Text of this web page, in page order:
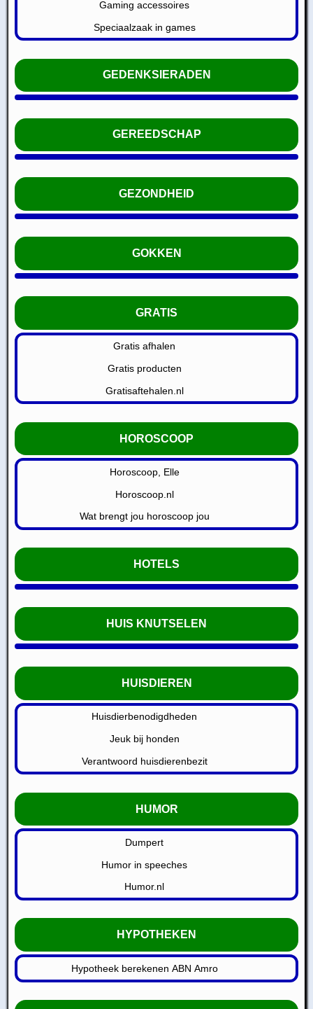
Gaming accessoires
Speciaalzaak in games
GEDENKSIERADEN
GEREEDSCHAP
GEZONDHEID
GOKKEN
GRATIS
Gratis afhalen
Gratis producten
Gratisaftehalen.nl
HOROSCOOP
Horoscoop, Elle
Horoscoop.nl
Wat brengt jou horoscoop jou
HOTELS
HUIS KNUTSELEN
HUISDIEREN
Huisdierbenodigdheden
Jeuk bij honden
Verantwoord huisdierenbezit
HUMOR
Dumpert
Humor in speeches
Humor.nl
HYPOTHEKEN
Hypotheek berekenen ABN Amro